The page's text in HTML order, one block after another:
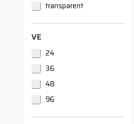
transparent
VE
24
36
48
96